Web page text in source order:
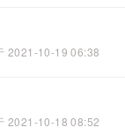
2021-10-19 06:38
2021-10-18 08:52